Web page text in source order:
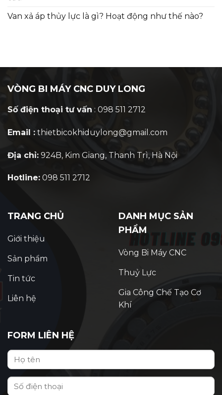
Van xả áp thủy lực là gì? Hoạt động như thế nào?
VÒNG BI MÁY CNC DUY LONG
Số điện thoại tư vấn : 098 511 2712
Email : thietbicokhiduylong@gmail.com
Địa chỉ: 924B, Kim Giang, Thanh Trì, Hà Nội
Hotline: 098 511 2712
TRANG CHỦ
Giới thiệu
Sản phẩm
Tin tức
Liên hệ
DANH MỤC SẢN
PHẨM
Vòng Bi Máy CNC
Thuỷ Lực
Gia Công Chế Tạo Cơ
Khí
FORM LIÊN HỆ